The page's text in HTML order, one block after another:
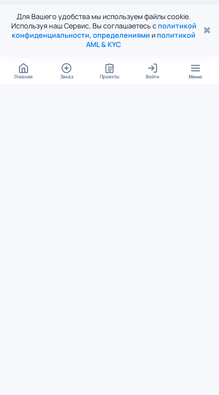
Для Вашего удобства мы используем файлы cookie.
Используя наш Сервис, Вы соглашаетесь с политикой
конфиденциальности, определениями и политикой
AML & KYC
✖
Главная Заказ Проекты Войти Меню